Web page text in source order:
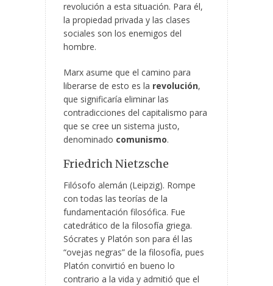
revolución a esta situación. Para él,
la propiedad privada y las clases
sociales son los enemigos del
hombre.
Marx asume que el camino para
liberarse de esto es la revolución,
que significaría eliminar las
contradicciones del capitalismo para
que se cree un sistema justo,
denominado comunismo.
Friedrich Nietzsche
Filósofo alemán (Leipzig). Rompe
con todas las teorías de la
fundamentación filosófica. Fue
catedrático de la filosofía griega.
Sócrates y Platón son para él las
“ovejas negras” de la filosofía, pues
Platón convirtió en bueno lo
contrario a la vida y admitió que el